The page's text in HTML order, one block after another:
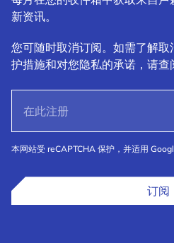
新资讯。
您可随时取消订阅。如需了解
护措施和对您隐私的承诺，请查
本网站受 reCAPTCHA 保护，并适用
订阅